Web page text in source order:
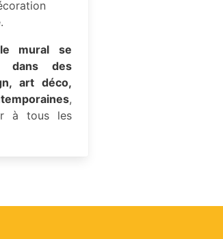
mural se
dans des
art déco,
,
à tous les